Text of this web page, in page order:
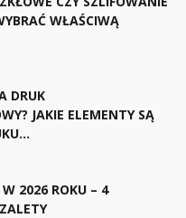
WŁAŚCIWĄ
DRUK
JAKIE ELEMENTY SĄ
2026 ROKU – 4